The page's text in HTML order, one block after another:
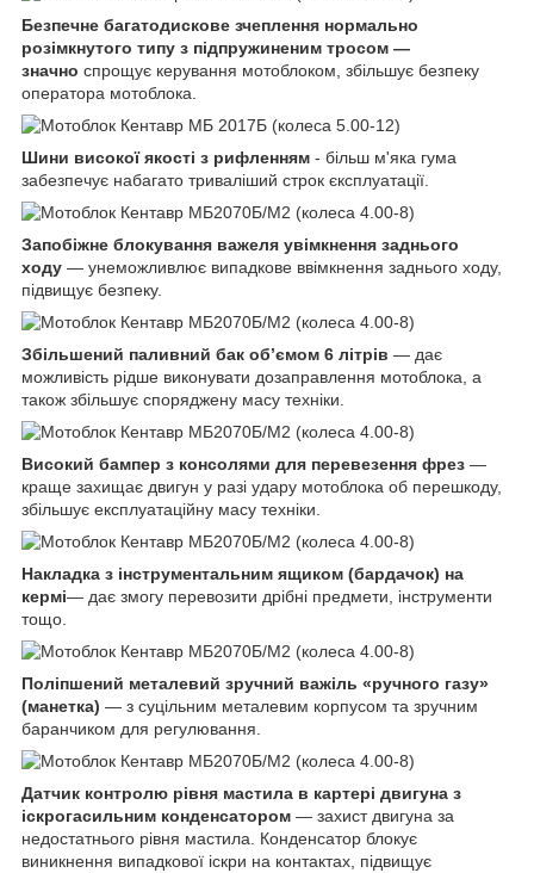
Безпечне багатодискове зчеплення нормально
розімкнутого типу з підпружиненим тросом —
значно спрощує керування мотоблоком, збільшує безпеку
оператора мотоблока.
Шини високої якості з рифленням - більш м'яка гума
забезпечує набагато триваліший строк єксплуатації.
Запобіжне блокування важеля увімкнення заднього
ходу — унеможливлює випадкове ввімкнення заднього ходу,
підвищує безпеку.
Збільшений паливний бак об’ємом 6 літрів — дає
можливість рідше виконувати дозаправлення мотоблока, а
також збільшує споряджену масу техніки.
Високий бампер з консолями для перевезення фрез —
краще захищає двигун у разі удару мотоблока об перешкоду,
збільшує експлуатаційну масу техніки.
Накладка з інструментальним ящиком (бардачок) на
кермі— дає змогу перевозити дрібні предмети, інструменти
тощо.
Поліпшений металевий зручний важіль «ручного газу»
(манетка) — з суцільним металевим корпусом та зручним
баранчиком для регулювання.
Датчик контролю рівня мастила в картері двигуна з
іскрогасильним конденсатором — захист двигуна за
недостатнього рівня мастила. Конденсатор блокує
виникнення випадкової іскри на контактах, підвищує